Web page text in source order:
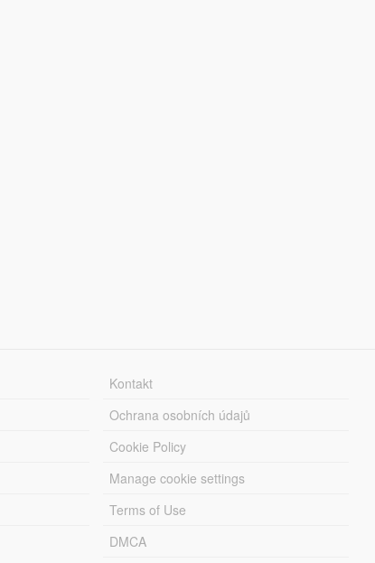
Kontakt
Ochrana osobních údajů
Cookie Policy
Manage cookie settings
Terms of Use
DMCA